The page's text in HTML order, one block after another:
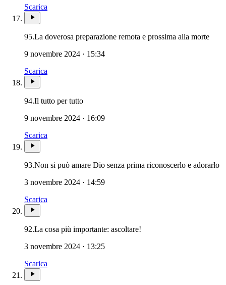
Scarica
95.La doverosa preparazione remota e prossima alla morte
9 novembre 2024 · 15:34
Scarica
94.Il tutto per tutto
9 novembre 2024 · 16:09
Scarica
93.Non si può amare Dio senza prima riconoscerlo e adorarlo
3 novembre 2024 · 14:59
Scarica
92.La cosa più importante: ascoltare!
3 novembre 2024 · 13:25
Scarica